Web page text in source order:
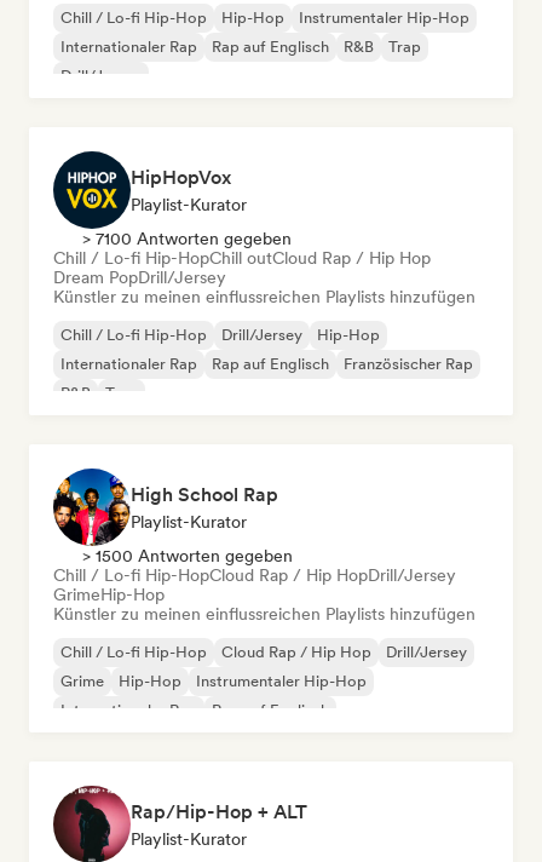
Chill / Lo-fi Hip-Hop Hip-Hop
Instrumentaler Hip-Hop
Internationaler Rap
Rap auf Englisch R&B
Trap
Drill/Jersey
HipHopVox
Playlist-Kurator
> 7100 Antworten gegeben
Chill / Lo-fi Hip-HopChill outCloud Rap / Hip Hop
Dream PopDrill/Jersey
Künstler zu meinen einflussreichen Playlists hinzufügen
Chill / Lo-fi Hip-Hop Drill/Jersey
Hip-Hop
Internationaler Rap
Rap auf Englisch
Französischer Rap
R&B
Trap
High School Rap
Playlist-Kurator
> 1500 Antworten gegeben
Chill / Lo-fi Hip-HopCloud Rap / Hip HopDrill/Jersey
GrimeHip-Hop
Künstler zu meinen einflussreichen Playlists hinzufügen
Chill / Lo-fi Hip-Hop Cloud Rap / Hip Hop
Drill/Jersey
Grime
Hip-Hop
Instrumentaler Hip-Hop
Internationaler Rap
Rap auf Englisch
Rap/Hip-Hop + ALT
Playlist-Kurator